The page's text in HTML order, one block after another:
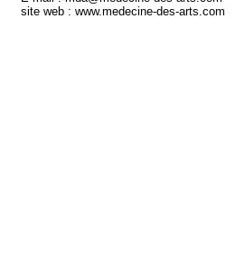
site web : www.medecine-des-arts.com